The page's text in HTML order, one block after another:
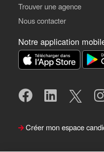
Trouver une agence
Nous contacter
Notre application
Créer mon espace